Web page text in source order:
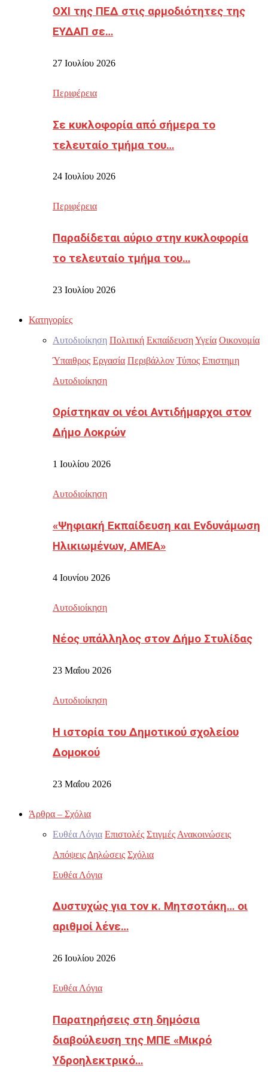
ΟΧΙ της ΠΕΔ στις αρμοδιότητες της
ΕΥΔΑΠ σε…
27 Ιουλίου 2026
Περιφέρεια
Σε κυκλοφορία από σήμερα το
τελευταίο τμήμα του…
24 Ιουλίου 2026
Περιφέρεια
Παραδίδεται αύριο στην κυκλοφορία
το τελευταίο τμήμα του…
23 Ιουλίου 2026
Κατηγορίες
Αυτοδιοίκηση Πολιτική ΕκπαίδευσηΥγεία Οικονομία
Ύπαιθρος Εργασία Περιβάλλον Τύπος Επιστημη
Αυτοδιοίκηση
Ορίστηκαν οι νέοι Αντιδήμαρχοι στον
Δήμο Λοκρών
1 Ιουλίου 2026
Αυτοδιοίκηση
«Ψηφιακή Εκπαίδευση και Ενδυνάμωση
Ηλικιωμένων, ΑΜΕΑ»
4 Ιουνίου 2026
Αυτοδιοίκηση
Νέος υπάλληλος στον Δήμο Στυλίδας
23 Μαΐου 2026
Αυτοδιοίκηση
Η ιστορία του Δημοτικού σχολείου
Δομοκού
23 Μαΐου 2026
Άρθρα – Σχόλια
Ευθέα Λόγια Επιστολές Στιγμές Ανακοινώσεις
Απόψεις Δηλώσεις Σχόλια
Ευθέα Λόγια
Δυστυχώς για τον κ. Μητσοτάκη… οι
αριθμοί λένε…
26 Ιουλίου 2026
Ευθέα Λόγια
Παρατηρήσεις στη δημόσια
διαβούλευση της ΜΠΕ «Μικρό
Υδροηλεκτρικό…